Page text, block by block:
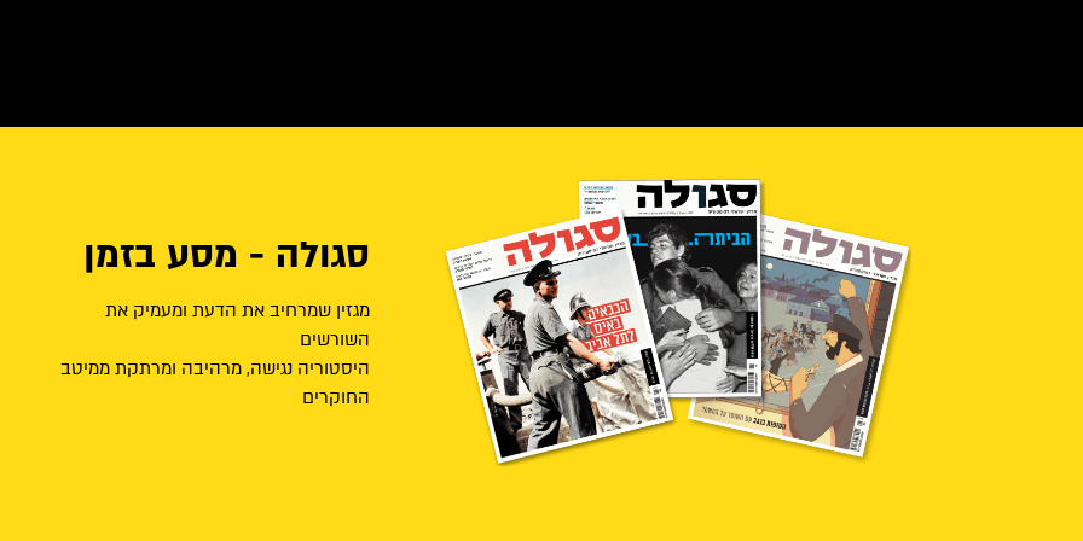
סגולה - מסע בזמן
מגזין שמרחיב את הדעת ומעמיק את
השורשים
היסטוריה נגישה, מרהיבה ומרתקת ממיטב
החוקרים